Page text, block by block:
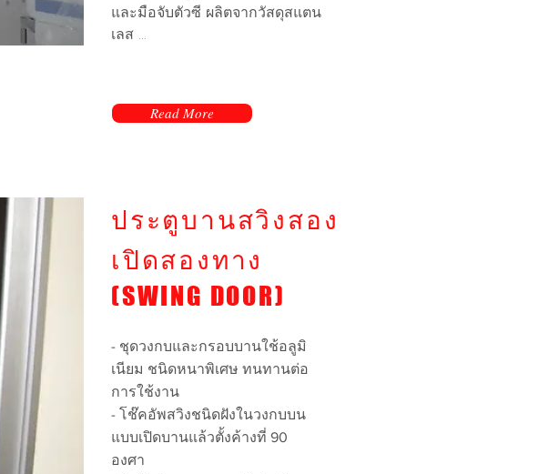
และมือจับตัวซี ผลิตจากวัสดุสแตน
เลส ...
Read More
ดูเพิ่มเติม
ประตูบานสวิงสอง
เปิดสองทาง
(SWING DOOR)
- ชุดวงกบและกรอบบานใช้อลูมิ
เนียม ชนิดหนาพิเศษ ทนทานต่อ
การใช้งาน
- โช๊คอัพสวิงชนิดฝังในวงกบบน
แบบเปิดบานแล้วตั้งค้างที่ 90
องศา